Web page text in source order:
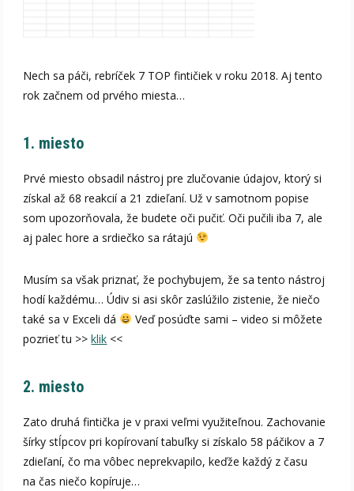
Nech sa páči, rebríček 7 TOP fintičiek v roku 2018. Aj tento
rok začnem od prvého miesta…
1. miesto
Prvé miesto obsadil nástroj pre zlučovanie údajov, ktorý si
získal až 68 reakcií a 21 zdieľaní. Už v samotnom popise
som upozorňovala, že budete oči pučiť. Oči pučili iba 7, ale
aj palec hore a srdiečko sa rátajú
Musím sa však priznať, že pochybujem, že sa tento nástroj
hodí každému… Údiv si asi skôr zaslúžilo zistenie, že niečo
také sa v Exceli dá
Veď posúďte sami – video si môžete
pozrieť tu >>klik <<
2. miesto
Zato druhá fintička je v praxi veľmi využiteľnou. Zachovanie
šírky stĺpcov pri kopírovaní tabuľky si získalo 58 páčikov a 7
zdieľaní, čo ma vôbec neprekvapilo, keďže každý z času
na čas niečo kopíruje…